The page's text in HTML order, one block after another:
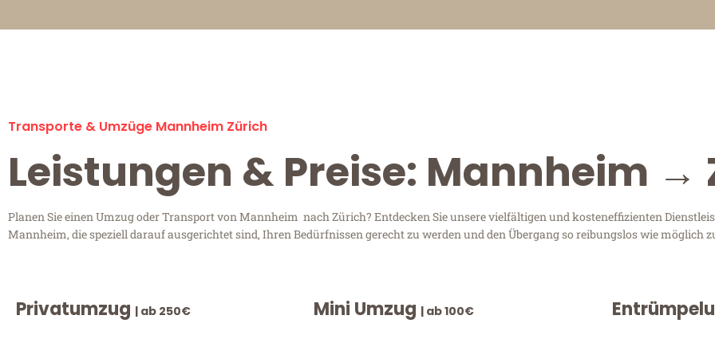
Transporte & Umzüge Mannheim Zürich
Leistungen & Preise: Mannheim →
Planen Sie einen Umzug oder Transport von Mannheim nach Zürich? Entdecken Sie unsere vielfältigen und kosteneffizienten
Mannheim, die speziell darauf ausgerichtet sind, Ihren Bedürfnissen gerecht zu werden und den Übergang so reibungslos wie möglich
Privatumzug | ab 250€ Mini Umzug | ab 100€